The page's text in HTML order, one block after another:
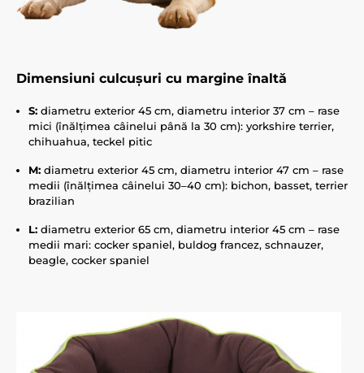
Dimensiuni culcușuri cu margine înaltă
S: diametru exterior 45 cm, diametru interior 37 cm – rase
mici (înălțimea câinelui până la 30 cm): yorkshire terrier,
chihuahua, teckel pitic
M: diametru exterior 45 cm, diametru interior 47 cm – rase
medii (înălțimea câinelui 30–40 cm): bichon, basset, terrier
brazilian
L: diametru exterior 65 cm, diametru interior 45 cm – rase
medii mari: cocker spaniel, buldog francez, schnauzer,
beagle, cocker spaniel